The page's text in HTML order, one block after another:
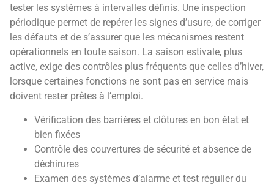
tester les systèmes à intervalles définis. Une inspection
périodique permet de repérer les signes d’usure, de corriger
les défauts et de s’assurer que les mécanismes restent
opérationnels en toute saison. La saison estivale, plus
active, exige des contrôles plus fréquents que celles d’hiver,
lorsque certaines fonctions ne sont pas en service mais
doivent rester prêtes à l’emploi.
Vérification des barrières et clôtures en bon état et
bien fixées
Contrôle des couvertures de sécurité et absence de
déchirures
Examen des systèmes d’alarme et test régulier du